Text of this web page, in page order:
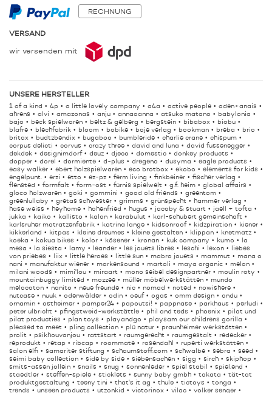
RECHNUNG
VERSAND
wir versenden mit
UNSERE HERSTELLER
1 of a kind 4p a little lovely company a4a active people
aden+anais
ahrens
alvi amazonas anju annaoanna atsuko matano
babylonia
bajo
beck spielwaren beltz & gelberg bergstein bibabox
biobu
blafre
blechfabrik bloom bobike boje verlag bookman breba
brio
britax
budtzbendix bugaboo bumbleride charlie crane
chispum
corpus delicti
corvus crazy three david and luna
david fussenegger
dekdek
designimdorf deuz djeco domestic
donkey products
dopper
dorel dormiente d-plus dregeno dusyma
eagle products
easy walker
ebert holzspielwaren eco brotbox ekobo
elements for kids
engelpunt.
erzi etto ez-pz ferm living finkbeiner
fischer verlag
flensted
formfalt form-ost fürnis spielwelt g.f. heim
global affairs
gloco holzwaren
goki gommini good old friends
greentom
greenlullaby
gretas schwester grimms grünspecht
hammer verlag
hase weiss
heyhome hohenfried hugus jacoby & stuart
jaell + tofta
jukka
kaiko kallisto kalon karabulut
karl-schubert gemeinschaft
karlsruher matratzenfabrik
katrina lange kidsonroof kidzpiration
kiener
kikkerland
kitpas kleine dreumes kleine gestalten klippan
knetmatz
koeka
kokua bikes kolor kösener kronan kuk company kumo
la
mesa
la siesta lamy leander les jouets libres leschi lexon
liebes
von priebes
liix little heroes little sun mabro jouets mammut
mana o
nani
manufaktur wiener markensound martoli maya organic
melon
milani woods
mimi'lou miraart mono seibel designpartner
moulin roty
mountainbuggy limited
mozzee müller möbelwerkstätten
mundo
melocoton
nanito neue freunde nic nomad noted
nowishere
nutcase
nuuk odenwälder odin oeuf ogas omm design
ondu
ornamin
ostheimer pamper24 papoutsi! pappnase parkhaus
perludi
peter ulbricht
pfingstweid-werkstättle phil and teds phoenix
pilat und
pilat producties
plan toys playandgo
playsam our childrens gorilla
pleased to meet
pling collection plü natur
praunheimer werkstätten
prolit
psikhouvanjou rattstart raumgerecht raumgestalt
redecker
reprodukt
retap ribcap roommate rosendahl
ruperti werkstätten
salon elfi
samariter stiftung schaumstoff.com schwalbe sebra
seed
seimi baby collection
side by side siebensachen sigg sirch
skiphop
smits-assen jollein
snails snug sonnenleder spiel stabil
spiel.end
staedtler
steffen-spiele sticklets sunny baby gmbh takata
tät-tat
produktgestaltung
teeny tini that's it ag thule tictoys
tonga
trends
unseen products utzonkid victorinox vilac volker senger